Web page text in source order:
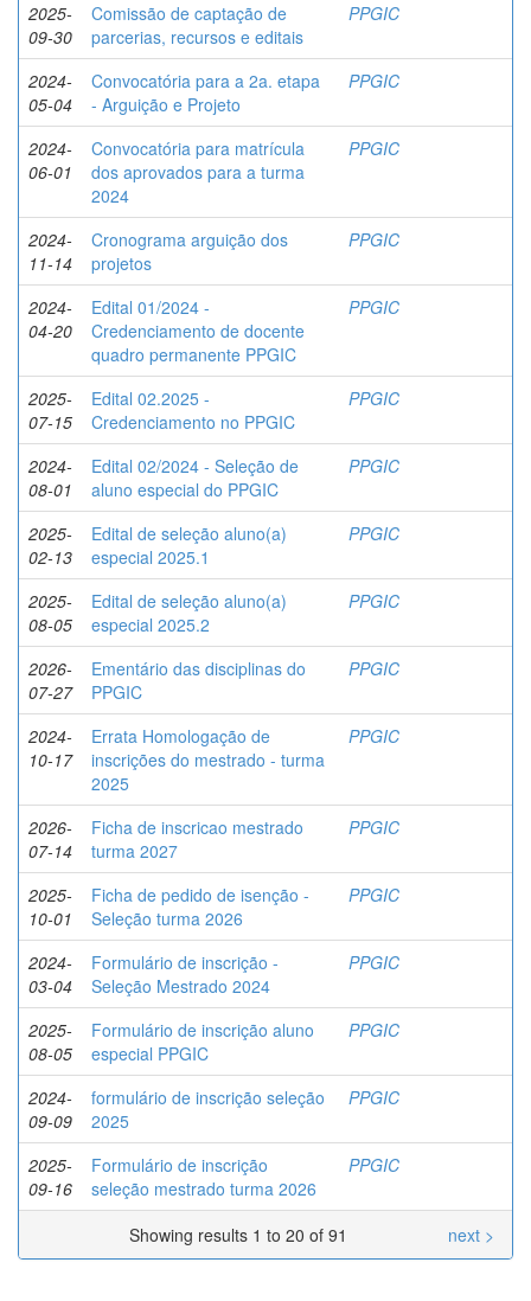
2025-
09-30
Comissão de captação de
parcerias, recursos e editais
PPGIC
2024-
05-04
Convocatória para a 2a. etapa
- Arguição e Projeto
PPGIC
2024-
06-01
Convocatória para matrícula
dos aprovados para a turma
2024
PPGIC
2024-
11-14
Cronograma arguição dos
projetos
PPGIC
2024-
04-20
Edital 01/2024 -
Credenciamento de docente
quadro permanente PPGIC
PPGIC
2025-
07-15
Edital 02.2025 -
Credenciamento no PPGIC
PPGIC
2024-
08-01
Edital 02/2024 - Seleção de
aluno especial do PPGIC
PPGIC
2025-
02-13
Edital de seleção aluno(a)
especial 2025.1
PPGIC
2025-
08-05
Edital de seleção aluno(a)
especial 2025.2
PPGIC
2026-
07-27
Ementário das disciplinas do
PPGIC
PPGIC
2024-
10-17
Errata Homologação de
inscrições do mestrado - turma
2025
PPGIC
2026-
07-14
Ficha de inscricao mestrado
turma 2027
PPGIC
2025-
10-01
Ficha de pedido de isenção -
Seleção turma 2026
PPGIC
2024-
03-04
Formulário de inscrição -
Seleção Mestrado 2024
PPGIC
2025-
08-05
Formulário de inscrição aluno
especial PPGIC
PPGIC
2024-
09-09
formulário de inscrição seleção
2025
PPGIC
2025-
09-16
Formulário de inscrição
seleção mestrado turma 2026
PPGIC
Showing results 1 to 20 of 91 next >